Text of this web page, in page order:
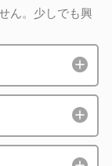
ん。少しでも興